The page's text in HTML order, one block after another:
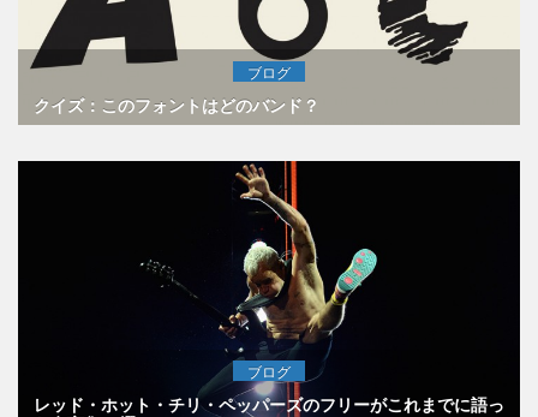
ブログ
クイズ：このフォントはどのバンド？
ブログ
レッド・ホット・チリ・ペッパーズのフリーがこれまでに語っ